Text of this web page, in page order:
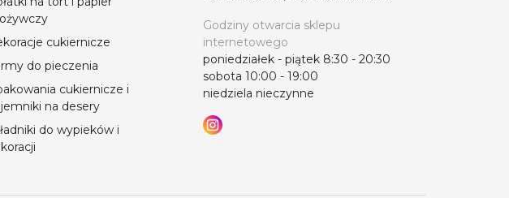
cukiernicze
do pieczenia
cukiernicze i
na desery
do wypieków i
Godziny otwarcia sklepu
internetowego
poniedziałek - piątek 8:30 - 20:30
sobota 10:00 - 19:00
niedziela nieczynne